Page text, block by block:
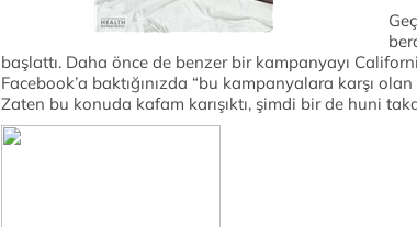
başlattı. Daha önce de benzer bir kampanyayı
Facebook’a baktığınızda “bu kampanyalara karşı
Zaten bu konuda kafam karışıktı, şimdi bir de huni